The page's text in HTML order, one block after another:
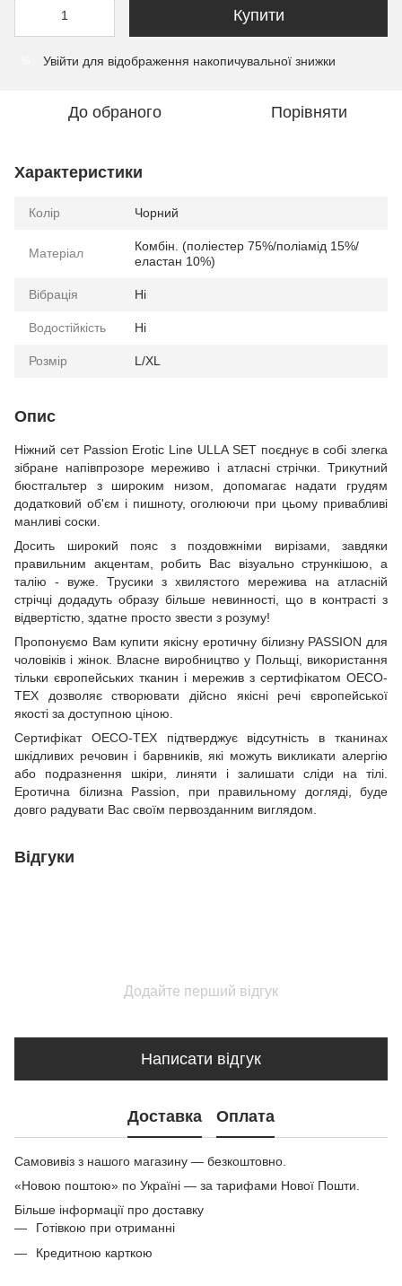
Купити
Увійти для відображення накопичувальної знижки
До обраного Порівняти
Характеристики
Колір Чорний
Матеріал
Комбін. (поліестер 75%/поліамід 15%/
еластан 10%)
Вібрація Ні
Водостійкість Ні
Розмір L/XL
Опис
Ніжний сет Passion Erotic Line ULLA SET поєднує в собі злегка
зібране напівпрозоре мереживо і атласні стрічки. Трикутний
бюстгальтер з широким низом, допомагає надати грудям
додатковий об'єм і пишноту, оголюючи при цьому привабливі
манливі соски.
Досить широкий пояс з поздовжніми вирізами, завдяки
правильним акцентам, робить Вас візуально стрункішою, а
талію - вуже. Трусики з хвилястого мережива на атласній
стрічці додадуть образу більше невинності, що в контрасті з
відвертістю, здатне просто звести з розуму!
Пропонуємо Вам купити якісну еротичну білизну PASSION для
чоловіків і жінок. Власне виробництво у Польщі, використання
тільки європейських тканин і мережив з сертифікатом OECO-
TEX дозволяє створювати дійсно якісні речі європейської
якості за доступною ціною.
Сертифікат OECO-TEX підтверджує відсутність в тканинах
шкідливих речовин і барвників, які можуть викликати алергію
або подразнення шкіри, линяти і залишати сліди на тілі.
Еротична білизна Passion, при правильному догляді, буде
довго радувати Вас своїм первозданним виглядом.
Відгуки
Додайте перший відгук
Написати відгук
Доставка Оплата
Самовивіз з нашого магазину — безкоштовно.
«Новою поштою» по Україні — за тарифами Нової Пошти.
Більше інформації про доставку
Готівкою при отриманні
Кредитною карткою